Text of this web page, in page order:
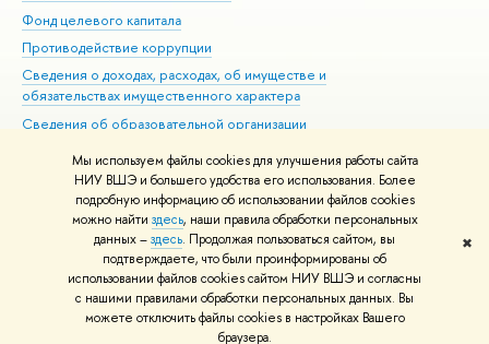
Мы используем файлы cookies для улучшения работы сайта
НИУ ВШЭ и большего удобства его использования. Более
подробную информацию об использовании файлов cookies
можно найти здесь, наши правила обработки персональных
данных –здесь. Продолжая пользоваться сайтом, вы
подтверждаете, что были проинформированы об
использовании файлов cookies сайтом НИУ ВШЭ и согласны
с нашими правилами обработки персональных данных. Вы
можете отключить файлы cookies в настройках Вашего
браузера.
✖
Фонд целевого капитала
Противодействие коррупции
Сведения о доходах, расходах, об имуществе и
обязательствах имущественного характера
Сведения об образовательной организации
Людям с ограниченными возможностями здоровья
Единая платежная страница
Работа в Вышке
© НИУ ВШЭ 1993–2026 Адреса и контакты Условия использования
материалов Политика конфиденциальности Карта сайта
Шрифты HSE Sans и HSE Slab разработаны вШколе дизайна НИУ ВШЭ